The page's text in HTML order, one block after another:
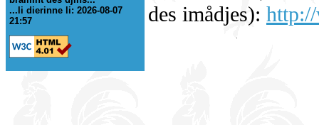
...li dierinne li: 2026-08-07
21:57
des imådjes):